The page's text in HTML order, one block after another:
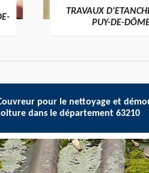
TRAVAUX
PUY-DE-
pour le nettoyage et
dans le département 63210